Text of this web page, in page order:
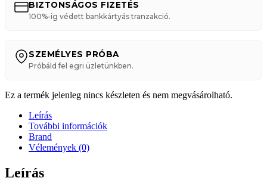
BIZTONSÁGOS FIZETÉS
100%-ig védett bankkártyás tranzakció.
SZEMÉLYES PRÓBA
Próbáld fel egri üzletünkben.
Ez a termék jelenleg nincs készleten és nem megvásárolható.
Leírás
További információk
Brand
Vélemények (0)
Leírás